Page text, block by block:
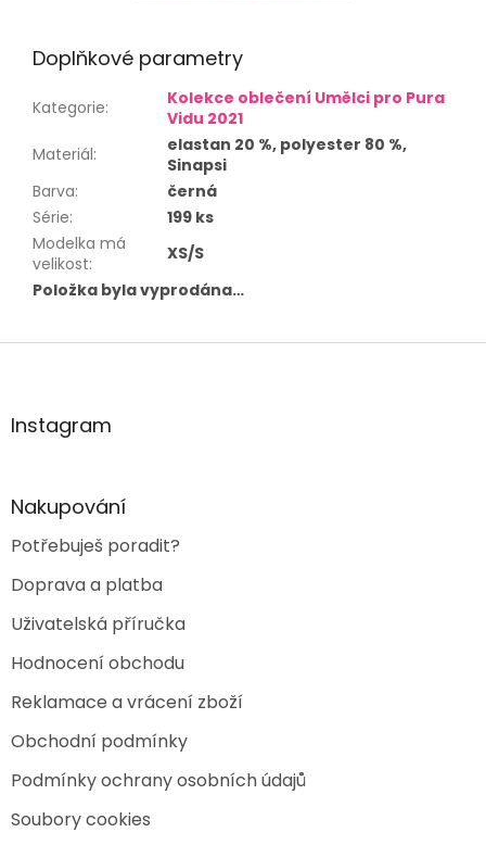
Doplňkové parametry
Kategorie:
Kolekce oblečení Umělci pro Pura
Vidu 2021
Materiál:
elastan 20 %, polyester 80 %,
Sinapsi
Barva:
černá
Série:
199 ks
Modelka má
velikost:
XS/S
Položka byla vyprodána…
Z
aInstagram
Nakupování
Potřebuješ poradit?
Doprava a platba
Uživatelská příručka
Hodnocení obchodu
Reklamace a vrácení zboží
Obchodní podmínky
Podmínky ochrany osobních údajů
Soubory cookies